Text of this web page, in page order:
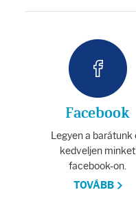
Facebook
Legyen a barátunk
kedveljen minket
facebook-on.
TOVÁBB